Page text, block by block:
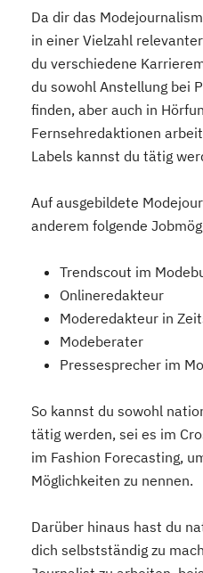
Da dir das
in einer Vielzahl
du verschiedene
du sowohl Anstellung bei
finden, aber auch in
Fernsehredaktionen
Labels kannst du tätig
Auf ausgebildete
anderem folgende
Trendscout im
Onlineredakteur
Moderedakteur in
Modeberater
Pressesprecher im
So kannst du sowohl
tätig werden, sei es im
im Fashion Forecasting,
Möglichkeiten zu nennen.
Darüber hinaus hast du
dich selbstständig zu